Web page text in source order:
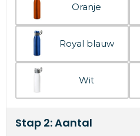
Oranje
Royal blauw
Wit
Stap 2: Aantal